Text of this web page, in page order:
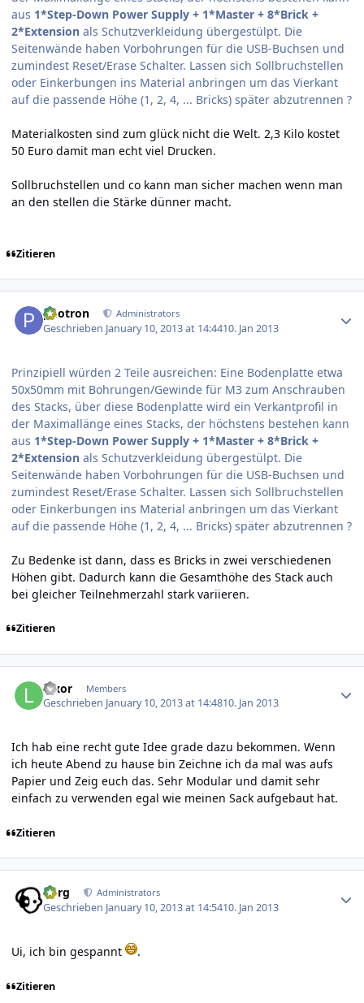
aus 1*Step-Down Power Supply + 1*Master + 8*Brick +
2*Extension als Schutzverkleidung übergestülpt. Die
Seitenwände haben Vorbohrungen für die USB-Buchsen und
zumindest Reset/Erase Schalter. Lassen sich Sollbruchstellen
oder Einkerbungen ins Material anbringen um das Vierkant
auf die passende Höhe (1, 2, 4, ... Bricks) später abzutrennen ?
Materialkosten sind zum glück nicht die Welt. 2,3 Kilo kostet
50 Euro damit man echt viel Drucken.
Sollbruchstellen und co kann man sicher machen wenn man
an den stellen die Stärke dünner macht.
Zitieren
photron Administrators
Geschrieben January 10, 2013 at 14:4410. Jan 2013
Prinzipiell würden 2 Teile ausreichen: Eine Bodenplatte etwa
50x50mm mit Bohrungen/Gewinde für M3 zum Anschrauben
des Stacks, über diese Bodenplatte wird ein Verkantprofil in
der Maximallänge eines Stacks, der höchstens bestehen kann
aus 1*Step-Down Power Supply + 1*Master + 8*Brick +
2*Extension als Schutzverkleidung übergestülpt. Die
Seitenwände haben Vorbohrungen für die USB-Buchsen und
zumindest Reset/Erase Schalter. Lassen sich Sollbruchstellen
oder Einkerbungen ins Material anbringen um das Vierkant
auf die passende Höhe (1, 2, 4, ... Bricks) später abzutrennen ?
Zu Bedenke ist dann, dass es Bricks in zwei verschiedenen
Höhen gibt. Dadurch kann die Gesamthöhe des Stack auch
bei gleicher Teilnehmerzahl stark variieren.
Zitieren
luxor Members
Geschrieben January 10, 2013 at 14:4810. Jan 2013
Ich hab eine recht gute Idee grade dazu bekommen. Wenn
ich heute Abend zu hause bin Zeichne ich da mal was aufs
Papier und Zeig euch das. Sehr Modular und damit sehr
einfach zu verwenden egal wie meinen Sack aufgebaut hat.
Zitieren
borg Administrators
Geschrieben January 10, 2013 at 14:5410. Jan 2013
Ui, ich bin gespannt .
Zitieren